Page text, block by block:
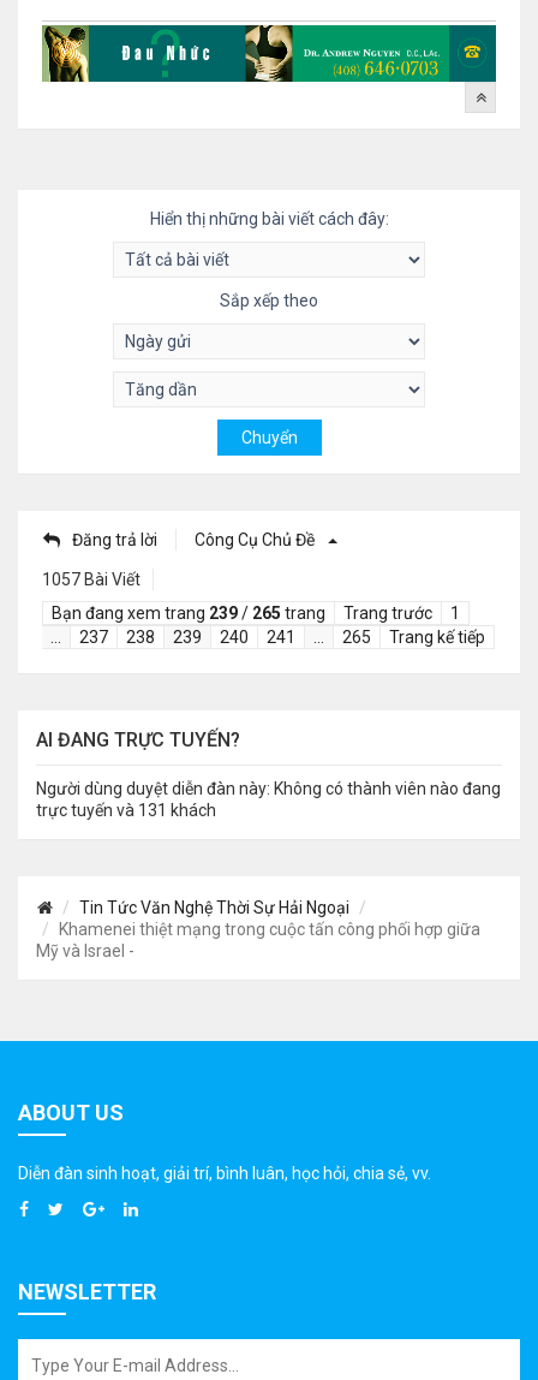
Hiển thị những bài viết cách đây:
Sắp xếp theo
Đăng trả lời Công Cụ Chủ Đề
1057 Bài Viết
Bạn đang xem trang 239/ 265 trang Trang trước
1
237 238 239 240 241 265 Trang kế tiếp
AI ĐANG TRỰC TUYẾN?
Người dùng duyệt diễn đàn này: Không có thành viên nào đang
trực tuyến và 131 khách
Tin Tức Văn Nghệ Thời Sự Hải Ngoại
Khamenei thiệt mạng trong cuộc tấn công phối hợp giữa
Mỹ và Israel -
ABOUT US
Diễn đàn sinh hoạt, giải trí, bình luân, học hỏi, chia sẻ, vv.
NEWSLETTER